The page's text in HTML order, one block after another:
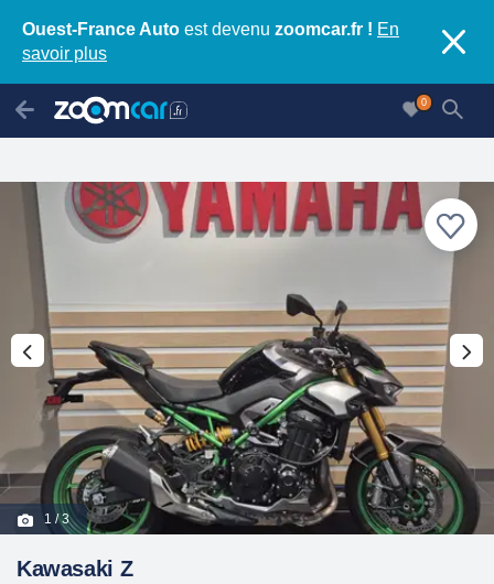
Ouest-France Auto est devenu zoomcar.fr ! En
savoir plus
0
1 / 3
Kawasaki Z